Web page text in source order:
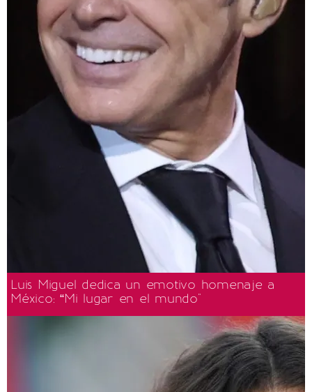
Luis Miguel dedica un emotivo homenaje a
México: “Mi lugar en el mundo"